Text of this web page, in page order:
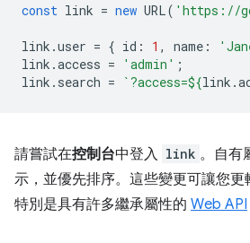
const link = new URL( 'https://
link .user = { id : 1 , name :
link .access = 'admin' ;
link . search = `?access=${link .
請嘗試在控制台中登入 link 。自有
示，並優先排序。這些變更可讓您更
特別是具有許多繼承屬性的 Web API